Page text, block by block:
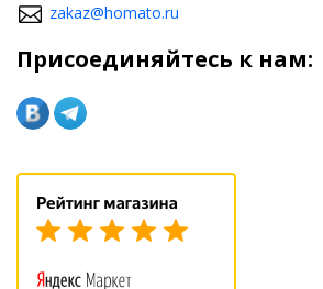
zakaz@homato.ru
Присоединяйтесь к нам: